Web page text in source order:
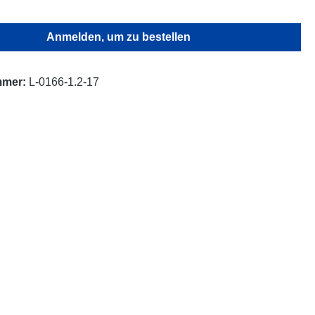
Anmelden, um zu bestellen
L-0166-1.2-17